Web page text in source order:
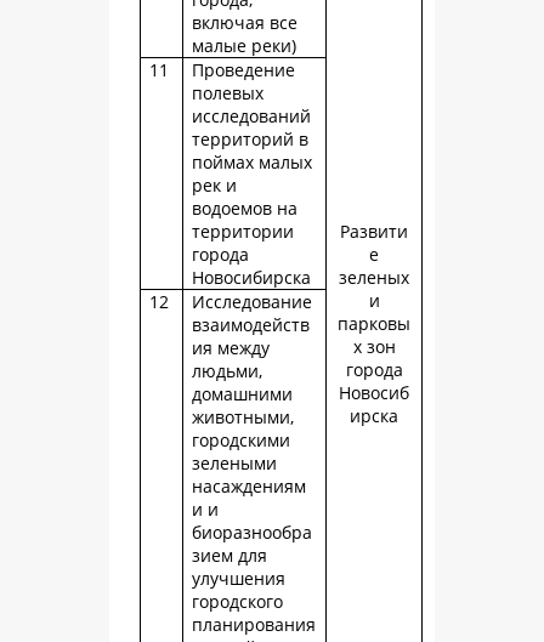
Развити
е
зеленых
и
парковы
х зон
города
Новосиб
ирска
включая все
малые реки)
11
Проведение
полевых
исследований
территорий в
поймах малых
рек и
водоемов на
территории
города
Новосибирска
12
Исследование
взаимодейств
ия между
людьми,
домашними
животными,
городскими
зелеными
насаждениям
и и
биоразнообра
зием для
улучшения
городского
планирования